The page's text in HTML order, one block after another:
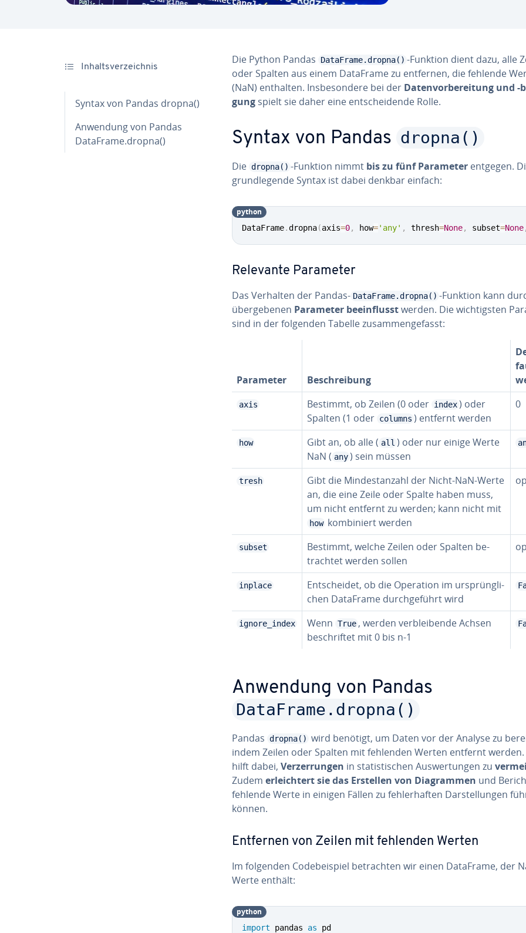
In­halts­ver­zeich­nis
Syntax von Pandas dropna()
Anwendung von Pandas
DataFrame.dropna()
Die Python Pandas DataFrame.dropna() -Funktion dient dazu, alle
oder Spalten aus einem DataFrame zu entfernen, die fehlende
(NaN) enthalten. Ins­be­son­de­re bei der Da­ten­vor­be­rei­tung und -
gung spielt sie daher eine ent­schei­den­de Rolle.
Syntax von Pandas dropna()
Die dropna() -Funktion nimmt bis zu fünf Parameter entgegen.
grund­le­gen­de Syntax ist dabei denkbar einfach:
DataFrame.dropna(axis=0, how='any' , thresh=None, subset=None,
python
Relevante Parameter
Das Verhalten der Pandas- DataFrame.dropna() -Funktion kann
über­ge­be­nen Parameter be­ein­flusstwerden. Die wich­tigs­ten
sind in der folgenden Tabelle zu­sam­men­ge­fasst:
Parameter Be­schrei­bung
axis Bestimmt, ob Zeilen (0 oder index ) oder
Spalten (1 oder columns ) entfernt werden
0
how Gibt an, ob alle ( all ) oder nur einige Werte
NaN ( any ) sein müssen
tresh
Gibt die Min­dest­an­zahl der Nicht-NaN-Werte
an, die eine Zeile oder Spalte haben muss,
um nicht entfernt zu werden; kann nicht mit
how kom­bi­niert werden
subset
Bestimmt, welche Zeilen oder Spalten be­
trach­tet werden sollen
inplace
Ent­schei­det, ob die Operation im ur­sprüng­li­
chen DataFrame durch­ge­führt wird
ignore_index Wenn True , werden ver­blei­ben­de Achsen
be­schrif­tet mit 0 bis n-1
Anwendung von Pandas
DataFrame.dropna()
Pandas dropna() wird benötigt, um Daten vor der Analyse zu
indem Zeilen oder Spalten mit fehlenden Werten entfernt werden.
hilft dabei, Ver­zer­run­gen in sta­tis­ti­schen Aus­wer­tun­gen zu
Zudem er­leich­tert sie das Erstellen von Dia­gram­men und
fehlende Werte in einigen Fällen zu feh­ler­haf­ten Dar­stel­lun­gen
können.
Entfernen von Zeilen mit fehlenden Werten
Im folgenden Code­bei­spiel be­trach­ten wir einen DataFrame, der
Werte enthält:
import pandas as
python